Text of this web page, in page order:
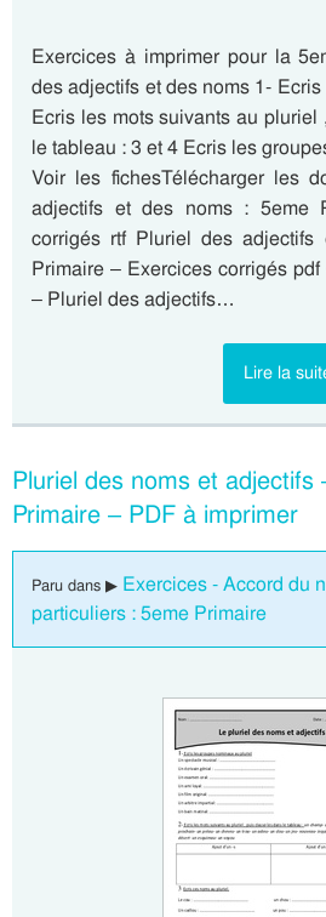
Exercices à imprimer pour la
des adjectifs et des noms 1-
Ecris les mots suivants au
le tableau : 3 et 4 Ecris les
Voir les fichesTélécharger les
adjectifs et des noms : 5eme
corrigés rtf Pluriel des
Primaire – Exercices corrigés
– Pluriel des adjectifs…
Lire la
Pluriel des noms et adjectifs
Primaire – PDF à imprimer
Paru dans ▶ Exercices - Accord du
particuliers : 5eme Primaire